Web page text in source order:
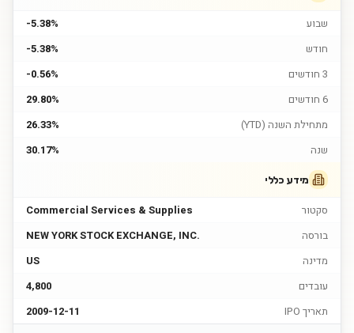
שבוע
-5.38%
חודש
-5.38%
3 חודשים
-0.56%
6 חודשים
29.80%
מתחילת השנה (YTD)
26.33%
שנה
30.17%
מידע כללי
סקטור
Commercial Services & Supplies
בורסה
NEW YORK STOCK EXCHANGE, INC.
מדינה
US
עובדים
4,800
תאריך IPO
2009-12-11